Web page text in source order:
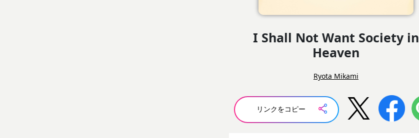
I Shall Not Want Society in
Heaven
Ryota Mikami
リンクをコピー